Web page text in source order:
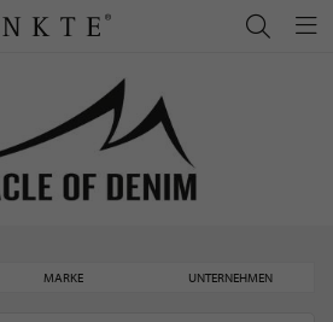
MARKE UNTERNEHMEN